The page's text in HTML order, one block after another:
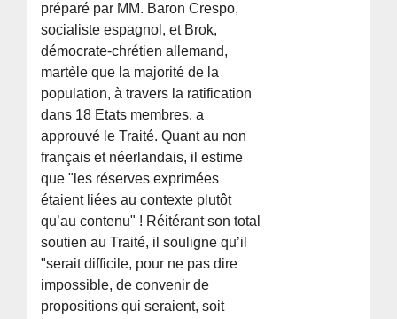
préparé par MM. Baron Crespo,
socialiste espagnol, et Brok,
démocrate-chrétien allemand,
martèle que la majorité de la
population, à travers la ratification
dans 18 Etats membres, a
approuvé le Traité. Quant au non
français et néerlandais, il estime
que "les réserves exprimées
étaient liées au contexte plutôt
qu’au contenu" ! Réitérant son total
soutien au Traité, il souligne qu’il
"serait difficile, pour ne pas dire
impossible, de convenir de
propositions qui seraient, soit